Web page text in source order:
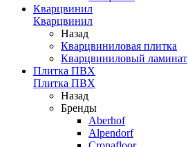
Кварцвинил
Кварцвинил
Назад
Кварцвиниловая плитка
Кварцвиниловый ламинат
Плитка ПВХ
Плитка ПВХ
Назад
Бренды
Aberhof
Alpendorf